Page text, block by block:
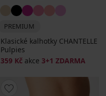
PREMIUM
Klasické kalhotky CHANTELLE
Pulpies
359 Kč akce 3+1 ZDARMA